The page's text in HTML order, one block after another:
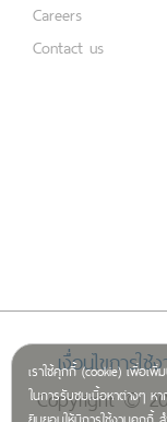
เราใช้คุกกี้ (cookie) เพื่อเ
ในการรับชมเนื้อหาต่างๆ ห
Careers
Contact us
เงื่อนไขการใช้
Copyright ©